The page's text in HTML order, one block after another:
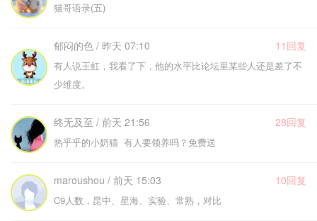
猫哥语录(五)
郁闷的色 / 昨天 07:10 11回复
有人说王虹，我看了下，他的水平比论坛里某些人还是差了不
少维度。
终无及至 / 前天 21:56 28回复
热乎乎的小奶猫 有人要领养吗？免费送
maroushou / 前天 15:03 10回复
C9人数，昆中、星海、实验、常熟，对比